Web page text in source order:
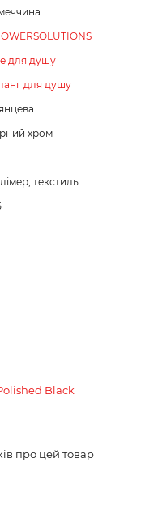
для душу
для душу
хром
текстиль
Black
про цей товар